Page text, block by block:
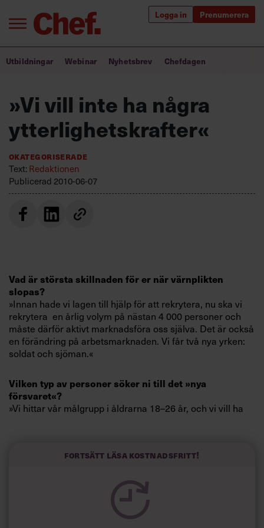
Logga in Prenumerera
Annonsera
Villkor och policy för
personuppgiftsbehandling
Sök
efter:
Bra ledare förändrar världen
Utbildning för ledare
Chefakademin+
Populära utbildningar
Utbildningar Webinar Nyhetsbrev Chefdagen
»Vi vill inte ha några
ytterlighetskrafter«
Okategoriserade
Text: Redaktionen
Publicerad 2010-06-07
Vad är största skillnaden för er när värnplikten
slopas?
»Innan hade vi lagen till hjälp för att rekrytera, nu ska vi
rekrytera en årlig volym på nästan 4 000 personer och
måste därför aktivt marknadsföra oss själva. Det är också
en förändring på arbetsmarknaden. Vi får två nya yrken:
soldat och sjöman.«
Vilken typ av personer söker ni till det »nya
försvaret«?
»Vi hittar vår målgrupp i åldrarna 18–26 år, och vi vill ha
och som är lagspelare. Man ska vilja göra skillnad.«
Finns det en risk att personer som inte har några
andra möjligheter lockas av en anställning inom det
Fortsätt läsa kostnadsfritt!